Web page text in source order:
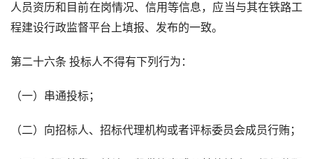
人员资历和目前在岗情况、信用等信息，应当与其在铁路工
程建设行政监督平台上填报、发布的一致。
第二十六条 投标人不得有下列行为：
（一）串通投标；
（二）向招标人、招标代理机构或者评标委员会成员行贿；